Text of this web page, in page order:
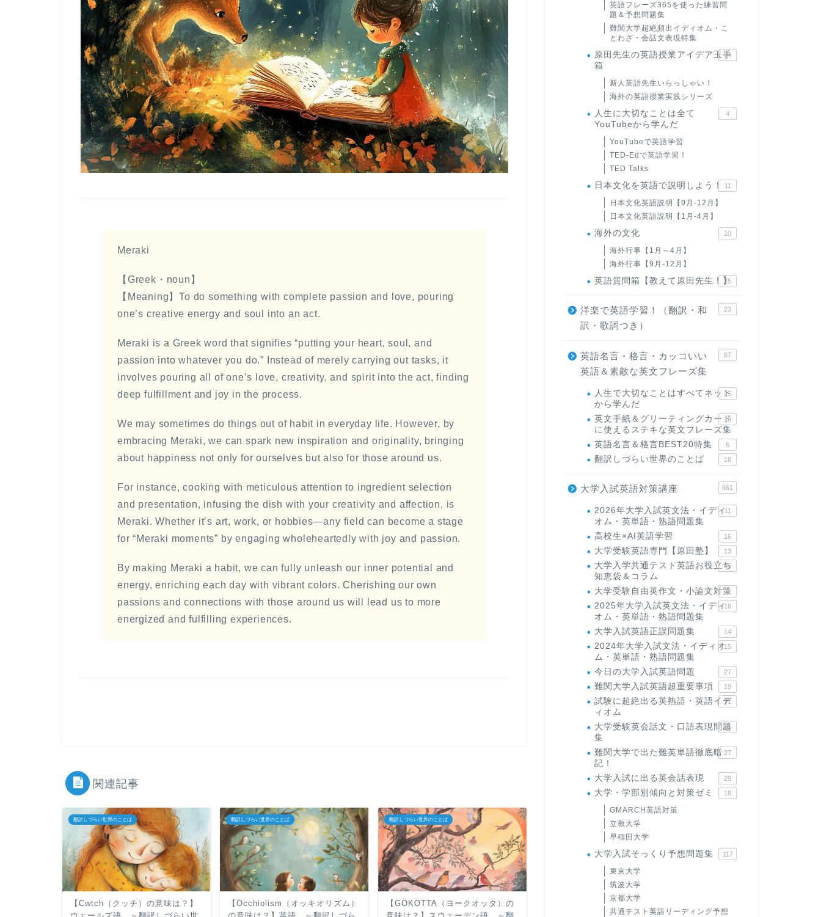
Meraki
【Greek・noun】
【Meaning】To do something with complete passion and love, pouring
one’s creative energy and soul into an act.
Meraki is a Greek word that signifies “putting your heart, soul, and
passion into whatever you do.” Instead of merely carrying out tasks, it
involves pouring all of one’s love, creativity, and spirit into the act, finding
deep fulfillment and joy in the process.
We may sometimes do things out of habit in everyday life. However, by
embracing Meraki, we can spark new inspiration and originality, bringing
about happiness not only for ourselves but also for those around us.
For instance, cooking with meticulous attention to ingredient selection
and presentation, infusing the dish with your creativity and affection, is
Meraki. Whether it’s art, work, or hobbies—any field can become a stage
for “Meraki moments” by engaging wholeheartedly with joy and passion.
By making Meraki a habit, we can fully unleash our inner potential and
energy, enriching each day with vibrant colors. Cherishing our own
passions and connections with those around us will lead us to more
energized and fulfilling experiences.
関連記事
翻訳しづらい世界のことば
【Cwtch（クッチ）の意味は？】
翻訳しづらい世界のことば
【Occhiolism（オッキオリズム）
翻訳しづらい世界のことば
【GÖKOTTA（ヨークオッタ）の
英語フレーズ365を使った練習問
題＆予想問題集
難関大学超絶頻出イディオム・こ
とわざ・会話文表現特集
原田先生の英語授業アイデア玉手
箱
24
新人英語先生いらっしゃい！
海外の英語授業実践シリーズ
人生に大切なことは全て
YouTubeから学んだ
4
YouTubeで英語学習
TED-Edで英語学習！
TED Talks
日本文化を英語で説明しよう！ 11
日本文化英語説明【9月-12月】
日本文化英語説明【1月-4月】
海外の文化 10
海外行事【1月～4月】
海外行事【9月-12月】
英語質問箱【教えて原田先生！】
25
洋楽で英語学習！（翻訳・和
訳・歌詞つき）
23
英語名言・格言・カッコいい
英語＆素敵な英文フレーズ集
67
人生で大切なことはすべてネット
から学んだ
23
英文手紙＆グリーティングカード
に使えるステキな英文フレーズ集
19
英語名言＆格言BEST20特集 6
翻訳しづらい世界のことば 18
大学入試英語対策講座 661
2026年大学入試英文法・イディ
オム・英単語・熟語問題集
11
高校生×AI英語学習 16
大学受験英語専門【原田塾】 13
大学入学共通テスト英語お役立ち
知恵袋＆コラム
45
大学受験自由英作文・小論文対策
8
2025年大学入試英文法・イディ
オム・英単語・熟語問題集
18
大学入試英語正誤問題集 14
2024年大学入試文法・イディオ
ム・英単語・熟語問題集
15
今日の大学入試英語問題 27
難関大学入試英語超重要事項 19
試験に超絶出る英熟語・英語イデ
ィオム
71
大学受験英会話文・口語表現問題
集
35
難関大学で出た難英単語徹底暗
記！
27
大学入試に出る英会話表現 29
大学・学部別傾向と対策ゼミ 18
GMARCH英語対策
立教大学
早稲田大学
大学入試そっくり予想問題集 117
東京大学
筑波大学
京都大学
共通テスト英語リーディング予想